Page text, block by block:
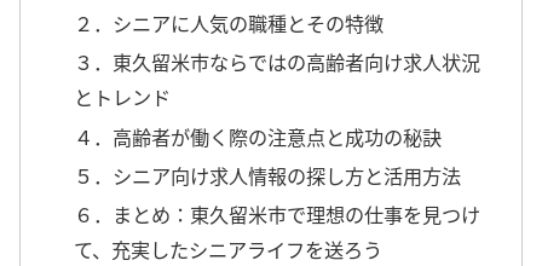
２．シニアに人気の職種とその特徴
３．東久留米市ならではの高齢者向け求人状況
とトレンド
４．高齢者が働く際の注意点と成功の秘訣
５．シニア向け求人情報の探し方と活用方法
６．まとめ：東久留米市で理想の仕事を見つけ
て、充実したシニアライフを送ろう